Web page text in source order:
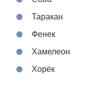
Таракан
Фенек
Хамелеон
Хорёк